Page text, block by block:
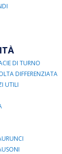
DI TURNO
DIFFERENZIATA
UTILI